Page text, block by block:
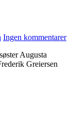
Ingen kommentarer
Augusta
Greiersen